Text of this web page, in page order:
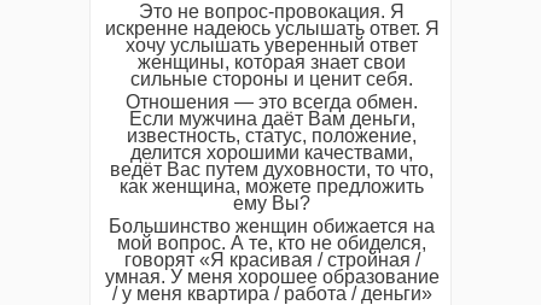
Это не вопрос-провокация. Я
искренне надеюсь услышать ответ. Я
хочу услышать уверенный ответ
женщины, которая знает свои
сильные стороны и ценит себя.
Отношения — это всегда обмен.
Если мужчина даёт Вам деньги,
известность, статус, положение,
делится хорошими качествами,
ведёт Вас путем духовности, то что,
как женщина, можете предложить
ему Вы?
Большинство женщин обижается на
мой вопрос. А те, кто не обиделся,
говорят «Я красивая / стройная /
умная. У меня хорошее образование
/ у меня квартира / работа / деньги»